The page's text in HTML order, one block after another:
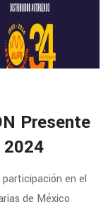
Presente
2024
en el
de México